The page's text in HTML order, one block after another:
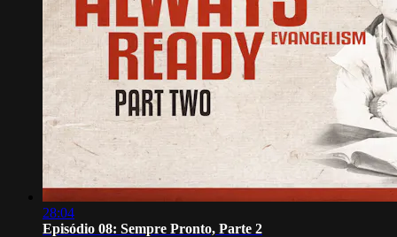
28:04
Episódio 08: Sempre Pronto, Parte 2